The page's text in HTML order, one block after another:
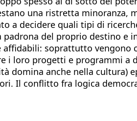
una ristretta minoranza,
a decidere quali tipi di
del proprio destino e
affidabili: soprattutto vengono
i loro progetti e programmi a
domina anche nella cultura)
Il conflitto fra logica